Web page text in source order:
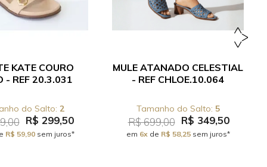
KATE COURO
- REF 20.3.031
2
R$ 299,50
R$ 59,90sem juros*
MULE ATANADO CELESTIAL
- REF CHLOE.10.064
5
R$ 699,00 R$ 349,50
em 6xde R$ 58,25sem juros*